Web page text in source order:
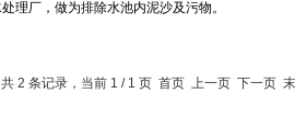
共 2 条记录，当前 1 / 1 页 首页 上一页 下一页